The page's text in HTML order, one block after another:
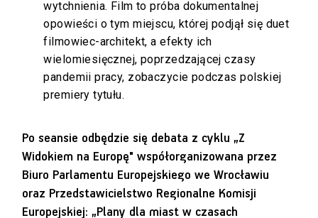
wytchnienia. Film to próba dokumentalnej
opowieści o tym miejscu, której podjął się duet
filmowiec-architekt, a efekty ich
wielomiesięcznej, poprzedzającej czasy
pandemii pracy, zobaczycie podczas polskiej
premiery tytułu.
Po seansie odbędzie się debata z cyklu „Z
Widokiem na Europę" współorganizowana przez
Biuro Parlamentu Europejskiego we Wrocławiu
oraz Przedstawicielstwo Regionalne Komisji
Europejskiej: „Plany dla miast w czasach